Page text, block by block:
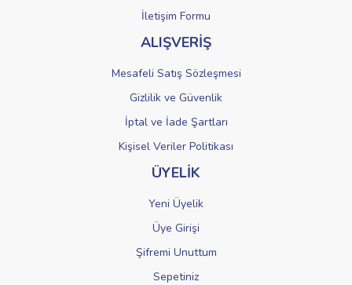
Gönder
İletişim Formu
ALIŞVERİŞ
Mesafeli Satış Sözleşmesi
Gizlilik ve Güvenlik
İptal ve İade Şartları
Kişisel Veriler Politikası
ÜYELİK
Yeni Üyelik
Üye Girişi
Şifremi Unuttum
Sepetiniz